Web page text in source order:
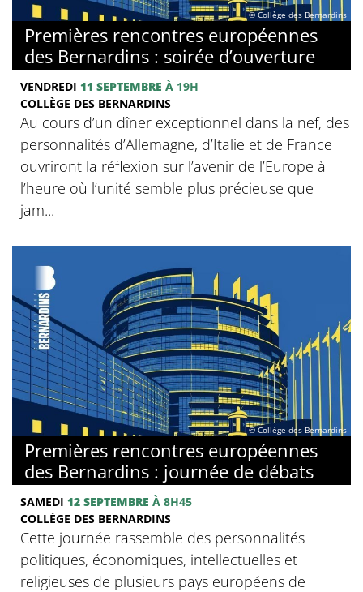
© Collège des Bernardins
Premières rencontres européennes
des Bernardins : soirée d’ouverture
VENDREDI 11 SEPTEMBRE À 19H
COLLÈGE DES BERNARDINS
Au cours d’un dîner exceptionnel dans la nef, des
personnalités d’Allemagne, d’Italie et de France
ouvriront la réflexion sur l’avenir de l’Europe à
l’heure où l’unité semble plus précieuse que
jam...
© Collège des Bernardins
Premières rencontres européennes
des Bernardins : journée de débats
SAMEDI 12 SEPTEMBRE À 8H45
COLLÈGE DES BERNARDINS
Cette journée rassemble des personnalités
politiques, économiques, intellectuelles et
religieuses de plusieurs pays européens de